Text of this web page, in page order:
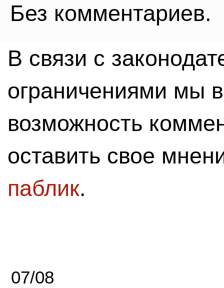
Без комментариев.
В связи с
ограничениями мы
возможность
оставить свое
паблик.
07/08